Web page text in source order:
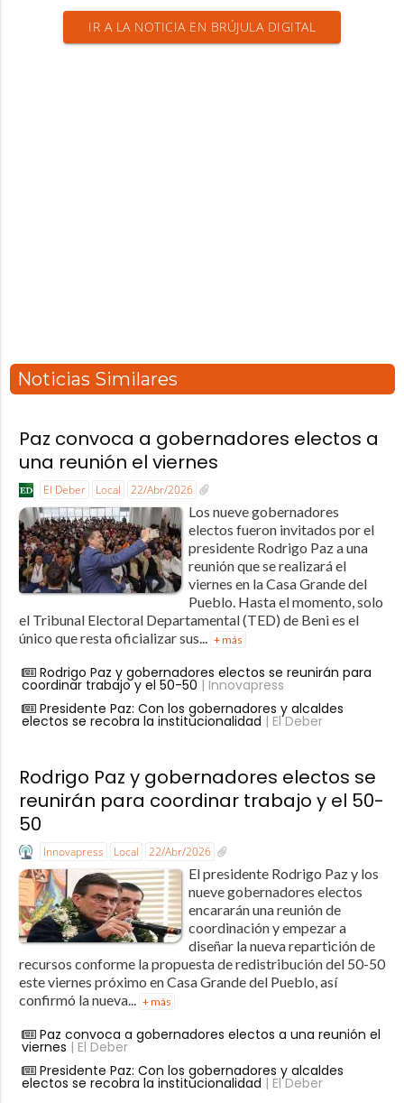
IR A LA NOTICIA EN BRÚJULA DIGITAL
Noticias Similares
Paz convoca a gobernadores electos a
una reunión el viernes
El Deber Local 22/Abr/2026
Los nueve gobernadores
electos fueron invitados por el
presidente Rodrigo Paz a una
reunión que se realizará el
viernes en la Casa Grande del
Pueblo. Hasta el momento, solo
el Tribunal Electoral Departamental (TED) de Beni es el
único que resta oficializar sus... + más
Rodrigo Paz y gobernadores electos se reunirán para
coordinar trabajo y el 50-50 | Innovapress
Presidente Paz: Con los gobernadores y alcaldes
electos se recobra la institucionalidad | El Deber
Rodrigo Paz y gobernadores electos se
reunirán para coordinar trabajo y el 50-
50
Innovapress Local 22/Abr/2026
El presidente Rodrigo Paz y los
nueve gobernadores electos
encararán una reunión de
coordinación y empezar a
diseñar la nueva repartición de
recursos conforme la propuesta de redistribución del 50-50
este viernes próximo en Casa Grande del Pueblo, así
confirmó la nueva...
+ más
Paz convoca a gobernadores electos a una reunión el
viernes | El Deber
Presidente Paz: Con los gobernadores y alcaldes
electos se recobra la institucionalidad | El Deber